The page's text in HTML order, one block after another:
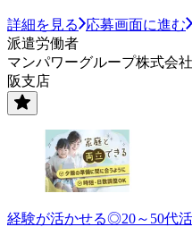
詳細を見る
応募画面に進む
派遣労働者
マンパワーグループ株式会
阪支店
経験が活かせる◎20～50代